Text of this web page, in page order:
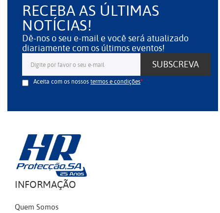
RECEBA AS ÚLTIMAS
NOTÍCIAS!
Dê-nos o seu e-mail e você será atualizado
diariamente com os últimos eventos!
SUBSCREVA
Aceita com os nossostermos e condições
INFORMAÇÃO
Quem Somos